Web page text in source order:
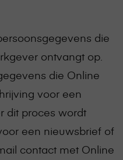
die
ontvangt op.
die Online
voor een
dit proces wordt
een nieuwsbrief of
contact met Online